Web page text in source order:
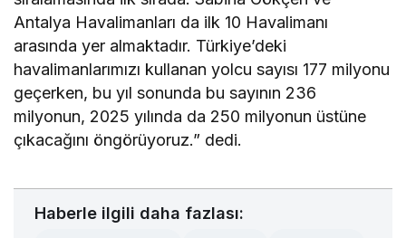
Antalya Havalimanları da ilk 10 Havalimanı
arasında yer almaktadır. Türkiye’deki
havalimanlarımızı kullanan yolcu sayısı 177 milyonu
geçerken, bu yıl sonunda bu sayının 236
milyonun, 2025 yılında da 250 milyonun üstüne
çıkacağını öngörüyoruz.” dedi.
Haberle ilgili daha fazlası: